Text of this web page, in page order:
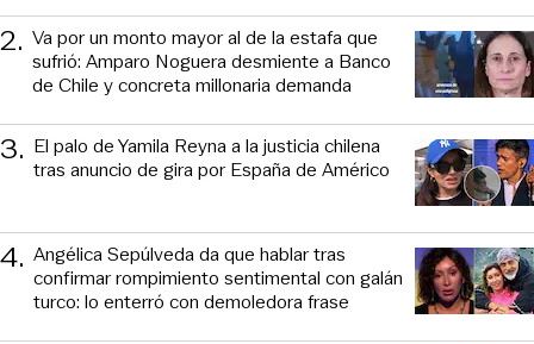
2. Va por un monto mayor al de la estafa que
sufrió: Amparo Noguera desmiente a Banco
de Chile y concreta millonaria demanda
3. El palo de Yamila Reyna a la justicia chilena
tras anuncio de gira por España de Américo
4. Angélica Sepúlveda da que hablar tras
confirmar rompimiento sentimental con galán
turco: lo enterró con demoledora frase